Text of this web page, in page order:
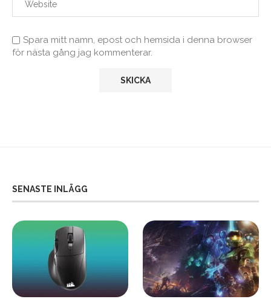
Spara mitt namn, epost och hemsida i denna browser
för nästa gång jag kommenterar.
SENASTE INLÄGG